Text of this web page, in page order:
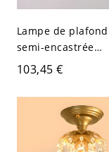
Lampe de plafond
semi-encastrée
contemporaine
120 V 4 Blanc
103,45 €